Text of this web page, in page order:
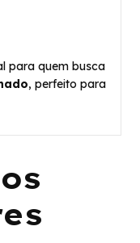
para quem busca
, perfeito para